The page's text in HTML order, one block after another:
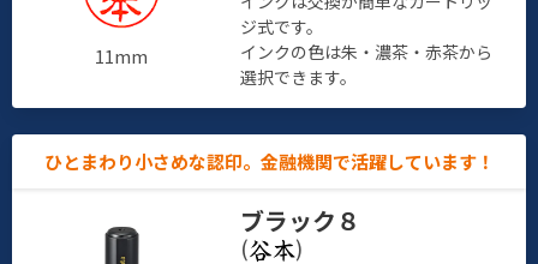
11mm
ジ式です。
インクの色は朱・濃茶・赤茶から
選択できます。
ひとまわり小さめな認印。金融機関で活躍しています！
ブラック８
(
)